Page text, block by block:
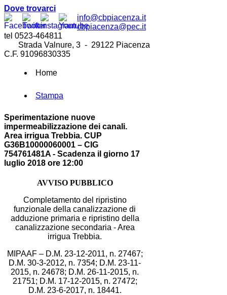
Dove trovarci
info@cbpiacenza.it
cbpiacenza@pec.it
tel 0523-464811
Strada Valnure, 3 - 29122 Piacenza
C.F. 91096830335
Home
Stampa
Sperimentazione nuove
impermeabilizzazione dei canali.
Area irrigua Trebbia. CUP
G36B10000060001 – CIG
754761481A - Scadenza il giorno 17
luglio 2018 ore 12:00
AVVISO PUBBLICO
Completamento del ripristino
funzionale della canalizzazione di
adduzione primaria e ripristino della
canalizzazione secondaria - Area
irrigua Trebbia.
MIPAAF – D.M. 23-12-2011, n. 27467;
D.M. 30-3-2012, n. 7354; D.M. 23-11-
2015, n. 24678; D.M. 26-11-2015, n.
21751; D.M. 17-12-2015, n. 27472;
D.M. 23-6-2017, n. 18441.